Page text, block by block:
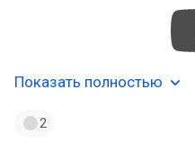
Показать полностью
2